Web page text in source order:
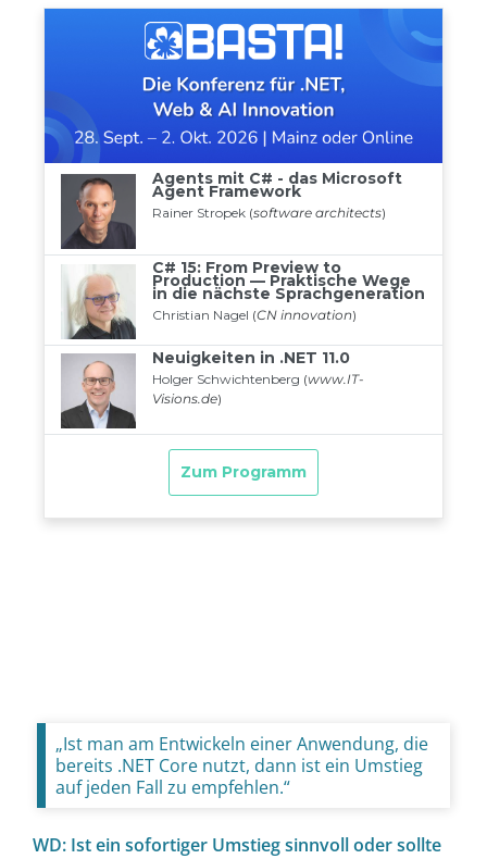
„Ist man am Entwickeln einer Anwendung, die
bereits .NET Core nutzt, dann ist ein Umstieg
auf jeden Fall zu empfehlen.“
WD: Ist ein sofortiger Umstieg sinnvoll oder sollte